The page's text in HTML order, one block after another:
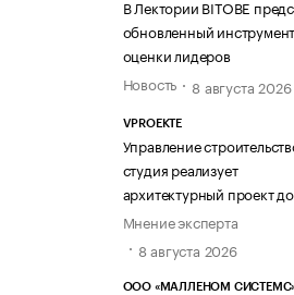
В Лектории BITOBE
обновленный инструмент
оценки лидеров
Новость
8 августа 2026
VPROEKTE
Управление
студия реализует
архитектурный проект
Мнение эксперта
8 августа 2026
ООО «МАЛЛЕНОМ